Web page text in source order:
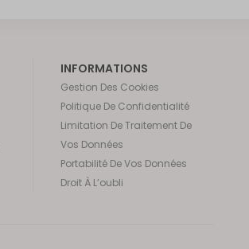
INFORMATIONS
Gestion Des Cookies
Politique De Confidentialité
Limitation De Traitement De
Vos Données
Portabilité De Vos Données
Droit À L’oubli